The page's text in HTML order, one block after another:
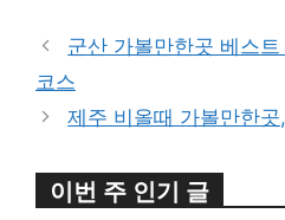
군산 가볼만한곳 베스
코스
제주 비올때 가볼만한
이번 주 인기 글